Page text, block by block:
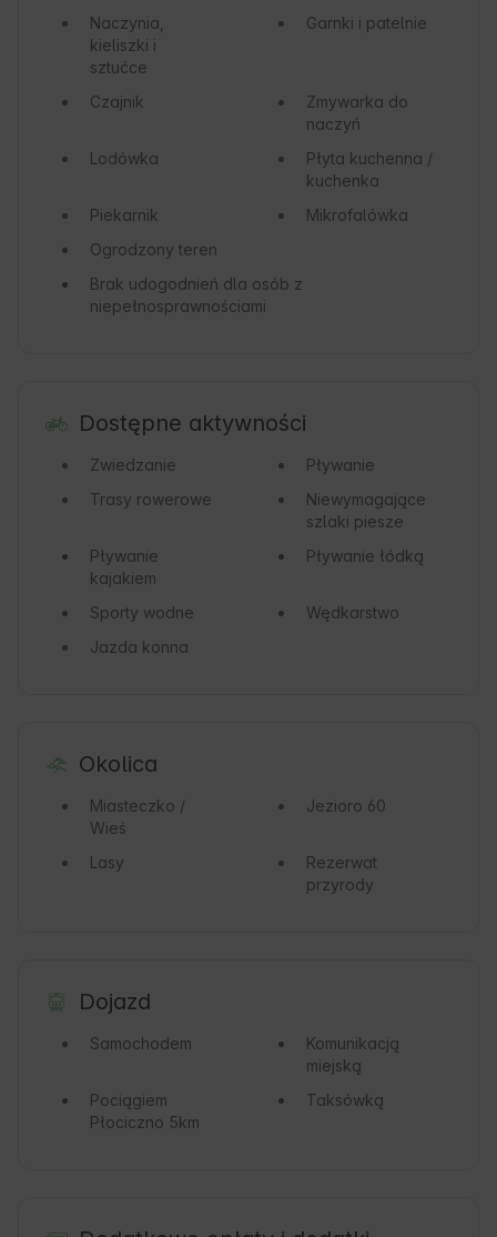
Naczynia,
kieliszki i
sztućce
Garnki i patelnie
Czajnik
Zmywarka do
naczyń
Lodówka
Płyta kuchenna /
kuchenka
Piekarnik
Mikrofalówka
Ogrodzony teren
Brak udogodnień dla osób z
niepełnosprawnościami
Dostępne aktywności
Zwiedzanie
Pływanie
Trasy rowerowe
Niewymagające
szlaki piesze
Pływanie
kajakiem
Pływanie łódką
Sporty wodne
Wędkarstwo
Jazda konna
Okolica
Miasteczko /
Wieś
Jezioro 60
Lasy
Rezerwat
przyrody
Dojazd
Samochodem
Komunikacją
miejską
Pociągiem
Płociczno 5km
Taksówką